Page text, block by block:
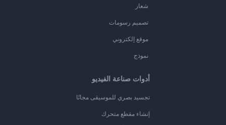
شعار
تصميم رسومات
موقع إلكتروني
نموذج
أدوات صناعة الفيديو
تجسيد بصري للموسيقى مجانًا
إنشاء مقطع متحرك